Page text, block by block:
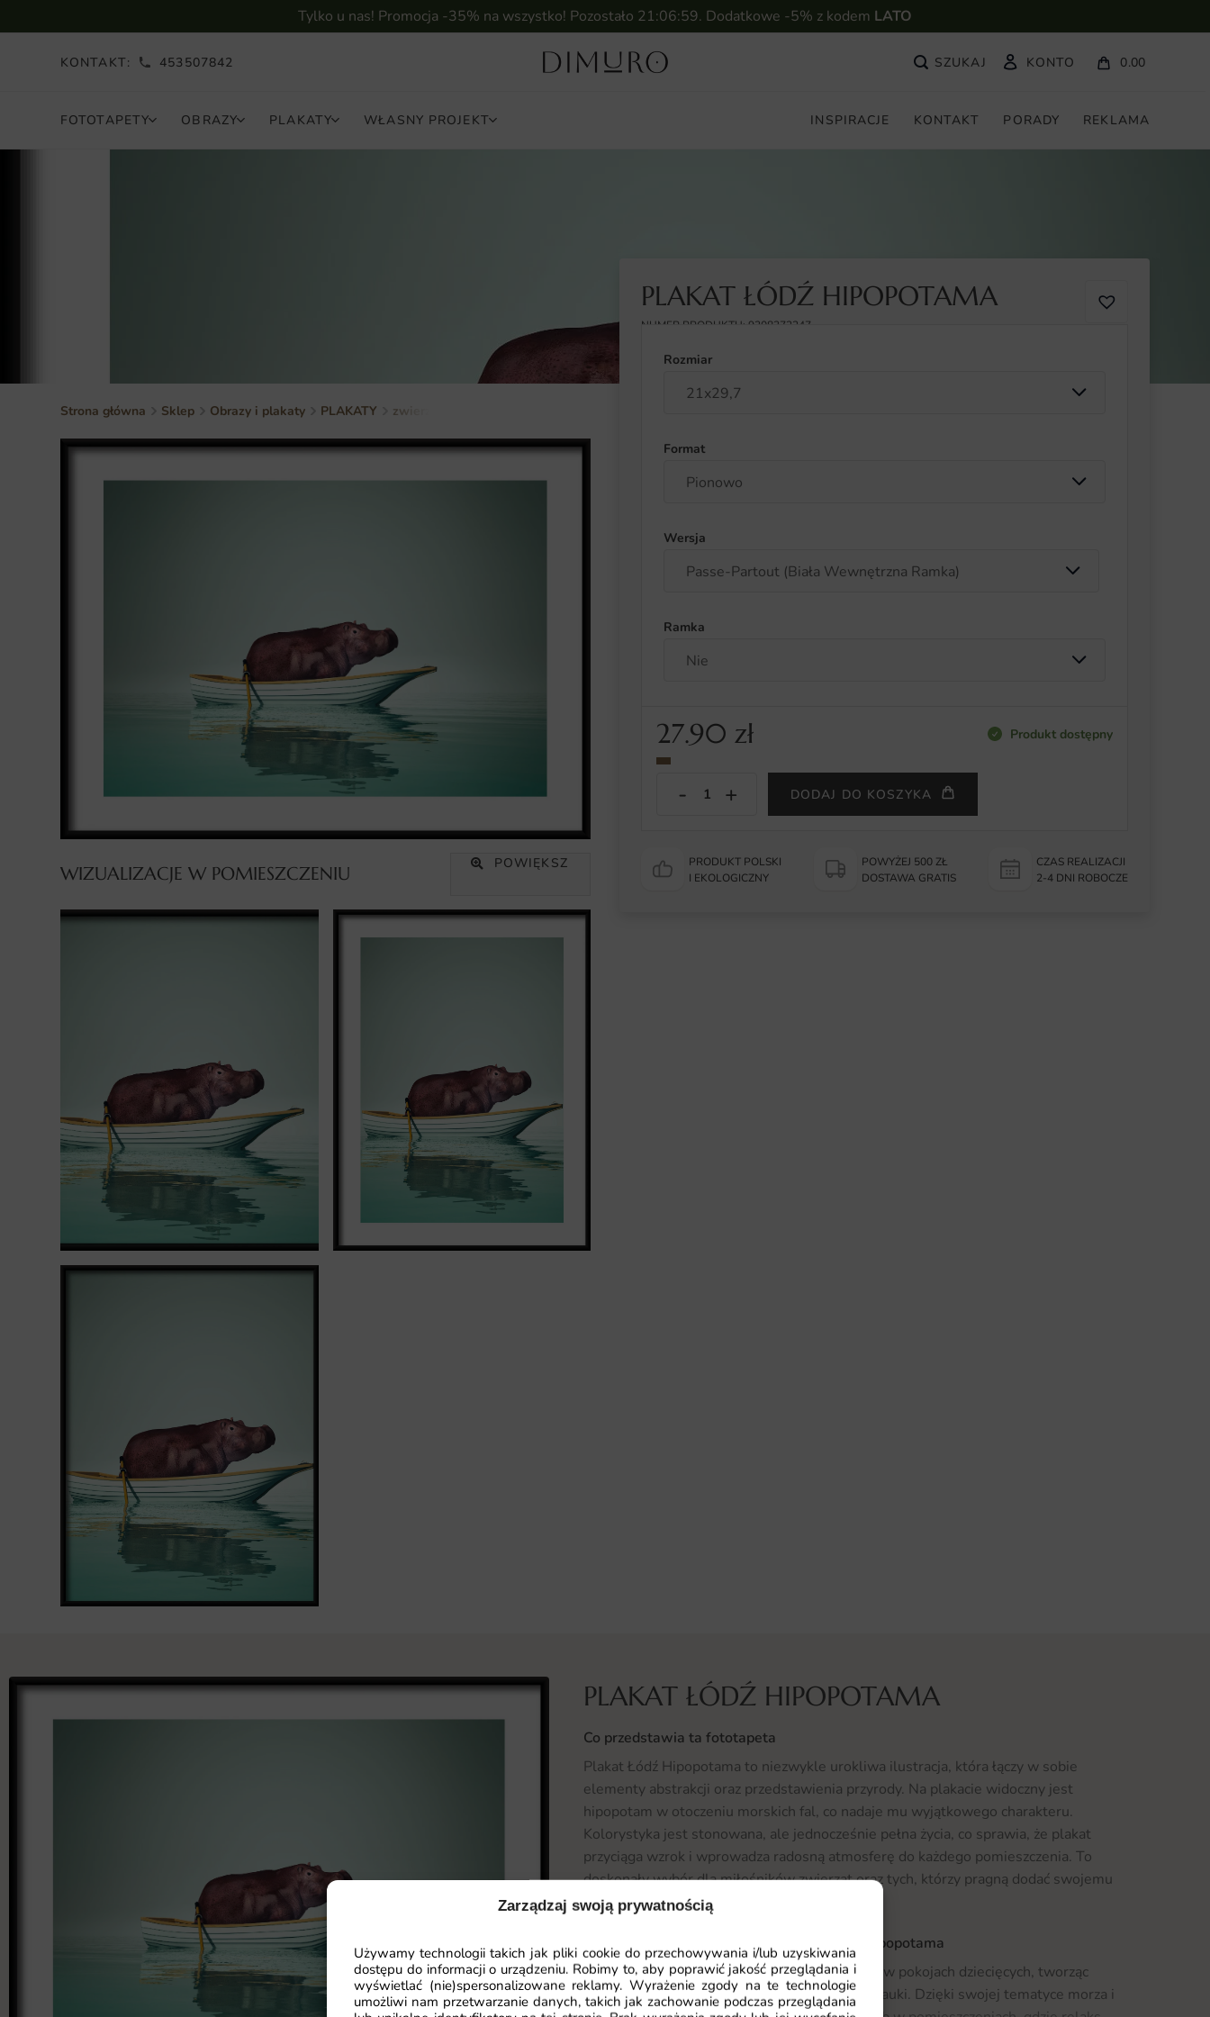
Zarządzaj swoją prywatnością
Używamy technologii takich jak pliki cookie do przechowywania i/lub uzyskiwania
dostępu do informacji o urządzeniu. Robimy to, aby poprawić jakość przeglądania i
wyświetlać (nie)spersonalizowane reklamy. Wyrażenie zgody na te technologie
umożliwi nam przetwarzanie danych, takich jak zachowanie podczas przeglądania
Tylko u nas! Promocja -35% na wszystko! Pozostało 21:06:58. Dodatkowe -5% z kodem LATO
KONTAKT: 453507842 KONTO 0.00
FOTOTAPETY OBRAZY PLAKATY WŁASNY PROJEKT INSPIRACJE KONTAKT PORADY REKLAMA
Strona główna Sklep Obrazy i plakaty PLAKATY zwierzęta
WIZUALIZACJE W POMIESZCZENIU POWIĘKSZ
PLAKAT ŁÓDŹ HIPOPOTAMA
NUMER PRODUKTU: 9308372247
Rozmiar
Format
Wersja
Ramka
27.90 zł Produkt dostępny
DODAJ DO KOSZYKA
PRODUKT POLSKI
I EKOLOGICZNY
POWYŻEJ 500 ZŁ
DOSTAWA GRATIS
CZAS REALIZACJI
2-4 DNI ROBOCZE
PLAKAT ŁÓDŹ HIPOPOTAMA
Co przedstawia ta fototapeta
Plakat Łódź Hipopotama to niezwykle urokliwa ilustracja, która łączy w sobie
elementy abstrakcji oraz przedstawienia przyrody. Na plakacie widoczny jest
hipopotam w otoczeniu morskich fal, co nadaje mu wyjątkowego charakteru.
Kolorystyka jest stonowana, ale jednocześnie pełna życia, co sprawia, że plakat
przyciąga wzrok i wprowadza radosną atmosferę do każdego pomieszczenia. To
doskonały wybór dla miłośników zwierząt oraz tych, którzy pragną dodać swojemu
wnętrzu nieco egzotyki.
Gdzie sprawdzi się fototapeta Plakat Łódź Hipopotama
Plakat Łódź Hipopotama idealnie sprawdzi się w pokojach dziecięcych, tworząc
przytulną i fantazyjną przestrzeń do zabawy i nauki. Dzięki swojej tematyce morza i